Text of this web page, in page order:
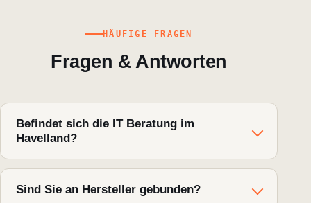
HÄUFIGE FRAGEN
Fragen & Antworten
Befindet sich die IT Beratung im
Havelland?
Ja, Ihre IT Beratung finden Sie in der
Poststr. 26 in Falkensee, direkt am Bahnhof.
Sind Sie an Hersteller gebunden?